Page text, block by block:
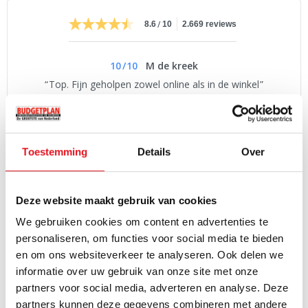
Toestemming Details Over
Deze website maakt gebruik van cookies
We gebruiken cookies om content en advertenties te
personaliseren, om functies voor social media te bieden
en om ons websiteverkeer te analyseren. Ook delen we
informatie over uw gebruik van onze site met onze
partners voor social media, adverteren en analyse. Deze
partners kunnen deze gegevens combineren met andere
8.6/ 10 2.669 reviews
10/10
M de kreek
Top. Fijn geholpen zowel online als in de winkel
PRODUCTOMSCHRIJVING
Deze SmegFAB28RPK5 vrijstaande koelkast met 4 sterren
en is voorzien van naar rechtsdraaiende deur. Het koelgedeelte is
voorzien van 244 liter inhoud met multiflow ventilator die voor
een gelijkmatige verdeling zorgen van de koude lucht en Life Plus-
0 ° graden zone, zodat uw etenswaren tot 2 maal langer kunt
bewaren. De heldere LED verlichting zorgt voor een perfect
Lees volledige productomschrijving